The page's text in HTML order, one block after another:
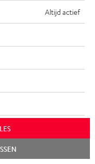
(stk) – Wit
– Wit
Altijd actief